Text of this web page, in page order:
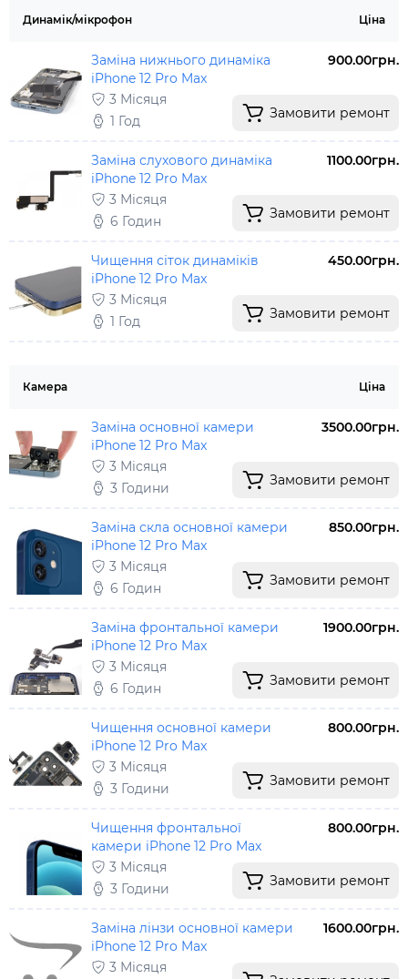
Динамік/мікрофон Ціна
Заміна нижнього динаміка
iPhone 12 Pro Max
3 Місяця
900.00грн.
1 Год Замовити ремонт
Заміна слухового динаміка
iPhone 12 Pro Max
3 Місяця
1100.00грн.
6 Годин Замовити ремонт
Чищення сіток динаміків
iPhone 12 Pro Max
3 Місяця
450.00грн.
1 Год Замовити ремонт
Камера Ціна
Заміна основної камери
iPhone 12 Pro Max
3 Місяця
3500.00грн.
3 Години Замовити ремонт
Заміна скла основної камери
iPhone 12 Pro Max
3 Місяця
850.00грн.
6 Годин Замовити ремонт
Заміна фронтальної камери
iPhone 12 Pro Max
3 Місяця
1900.00грн.
6 Годин Замовити ремонт
Чищення основної камери
iPhone 12 Pro Max
3 Місяця
800.00грн.
3 Години Замовити ремонт
Чищення фронтальної
камери iPhone 12 Pro Max
3 Місяця
800.00грн.
3 Години Замовити ремонт
Заміна лінзи основної камери
iPhone 12 Pro Max
3 Місяця
1600.00грн.